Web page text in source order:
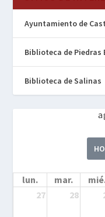
Ayuntamiento de
Biblioteca de Piedras
Biblioteca de Salinas
lun. mar.
27
28